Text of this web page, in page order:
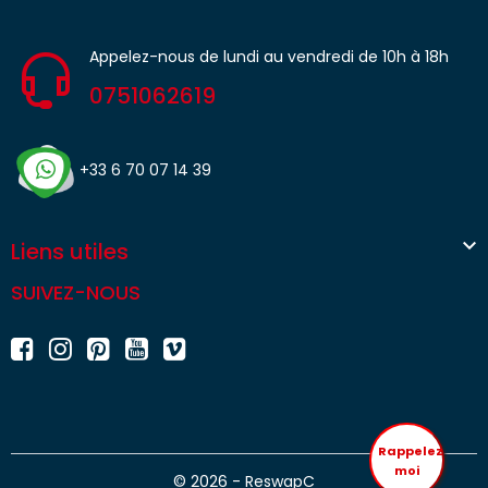
Appelez-nous de lundi au vendredi de 10h à 18h
0751062619
+33 6 70 07 14 39
Liens utiles 
SUIVEZ-NOUS
© 2026 - ReswapC
Rappelez
moi